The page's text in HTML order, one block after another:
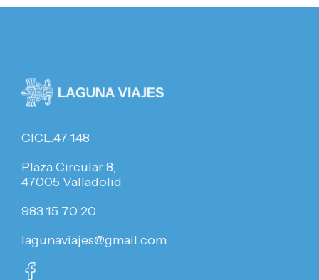
CICL.47-148
Plaza Circular 8,
47005 Valladolid
983 15 70 20
lagunaviajes@gmail.com